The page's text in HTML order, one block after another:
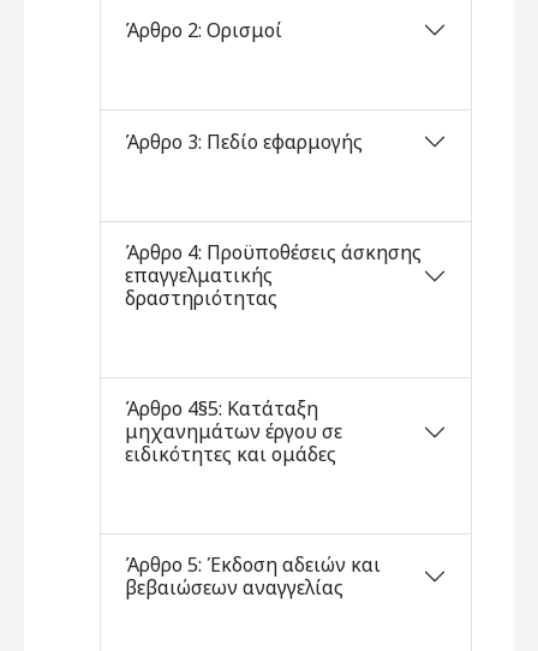
Άρθρο 2: Ορισμοί
Άρθρο 3: Πεδίο εφαρμογής
Άρθρο 4: Προϋποθέσεις άσκησης
επαγγελματικής
δραστηριότητας
Άρθρο 4§5: Κατάταξη
μηχανημάτων έργου σε
ειδικότητες και ομάδες
Άρθρο 5: Έκδοση αδειών και
βεβαιώσεων αναγγελίας